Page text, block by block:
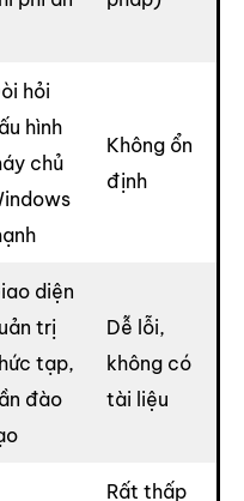
hỏi
hình
chủ
Không ổn
định
diện
trị
tạp,
đào
Dễ lỗi,
không có
tài liệu
Rất thấp